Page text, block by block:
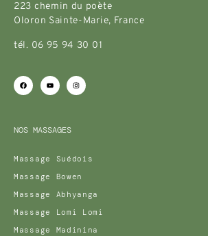
223 chemin du poète
Oloron Sainte-Marie, France
tél. 06 95 94 30 01
NOS MASSAGES
Massage Suédois
Massage Bowen
Massage Abhyanga
Massage Lomi Lomi
Massage Madinina